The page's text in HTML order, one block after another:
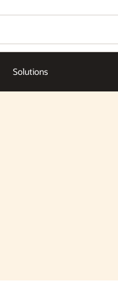
Solutions